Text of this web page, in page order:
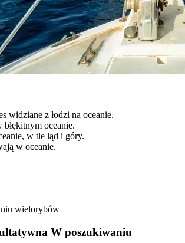
wielorybów
W poszukiwaniu